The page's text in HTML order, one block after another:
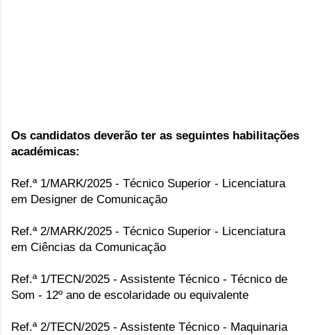
Os candidatos deverão ter as seguintes habilitações
académicas:
Ref.ª 1/MARK/2025 - Técnico Superior - Licenciatura
em Designer de Comunicação
Ref.ª 2/MARK/2025 - Técnico Superior - Licenciatura
em Ciências da Comunicação
Ref.ª 1/TECN/2025 - Assistente Técnico - Técnico de
Som - 12º ano de escolaridade ou equivalente
Ref.ª 2/TECN/2025 - Assistente Técnico - Maquinaria